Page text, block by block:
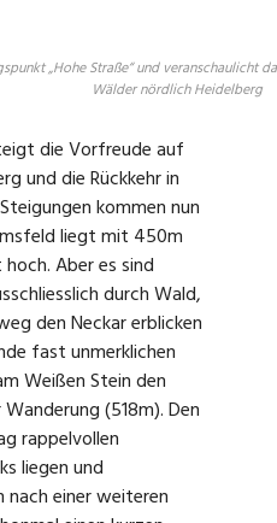
„Hohe Straße“ und veranschaulicht
Wälder nördlich Heidelberg
die Vorfreude auf
und die Rückkehr in
kommen nun
liegt mit 450m
Aber es sind
durch Wald,
den Neckar erblicken
fast unmerklichen
Weißen Stein den
(518m). Den
rappelvollen
liegen und
nach einer weiteren